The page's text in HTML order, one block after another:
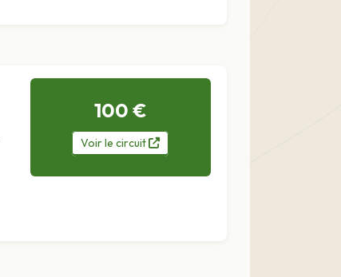
100 €
Voirle circuit